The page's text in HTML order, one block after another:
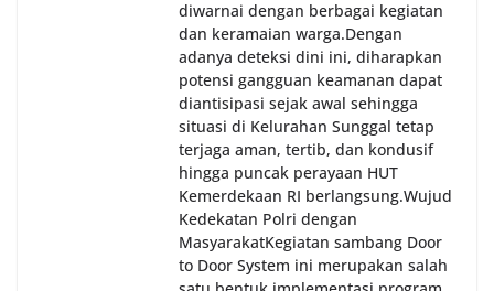
diwarnai dengan berbagai kegiatan
dan keramaian warga.‎‎Dengan
adanya deteksi dini ini, diharapkan
potensi gangguan keamanan dapat
diantisipasi sejak awal sehingga
situasi di Kelurahan Sunggal tetap
terjaga aman, tertib, dan kondusif
hingga puncak perayaan HUT
Kemerdekaan RI berlangsung.‎‎Wujud
Kedekatan Polri dengan
Masyarakat‎Kegiatan sambang Door
to Door System ini merupakan salah